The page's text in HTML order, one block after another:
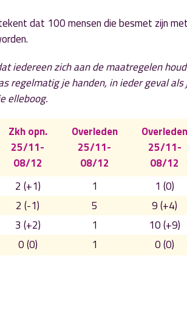
dat 100 mensen die besmet zijn
iedereen zich aan de maatregelen
regelmatig je handen, in ieder geval als
elleboog.
Zkh opn.
25/11-
08/12
Overleden
25/11-
08/12
Overleden
25/11-
08/12
2 (+1) 1
1 (0)
2 (-1) 5
9 (+4)
3 (+2) 1
10 (+9)
0 (0) 1
0 (0)